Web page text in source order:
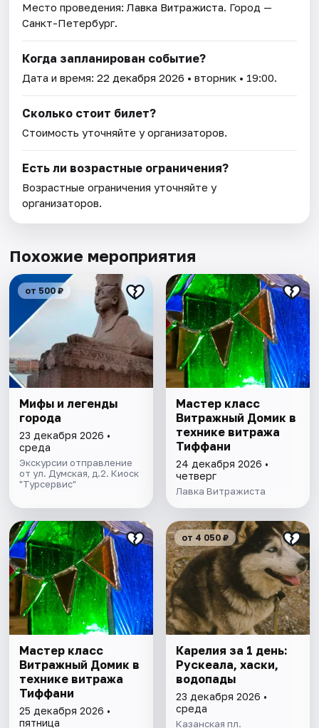
Место проведения:Лавка Витражиста. Город —
Санкт-Петербург.
Когда запланирован событие?
Дата и время:22 декабря 2026 • вторник • 19:00.
Сколько стоит билет?
Стоимость уточняйте у организаторов.
Есть ли возрастные ограничения?
Возрастные ограничения уточняйте у
организаторов.
Похожие мероприятия
от 500 ₽
Мифы и легенды
города
23 декабря 2026 •
среда
Экскурсии отправление
от ул. Думская, д.2. Киоск
"Турсервис"
Мастер класс
Витражный Домик в
технике витража
Тиффани
24 декабря 2026 •
четверг
Лавка Витражиста
Мастер класс
Витражный Домик в
технике витража
Тиффани
25 декабря 2026 •
пятница
от 4 050 ₽
Карелия за 1 день:
Рускеала, хаски,
водопады
23 декабря 2026 •
среда
Казанская пл.